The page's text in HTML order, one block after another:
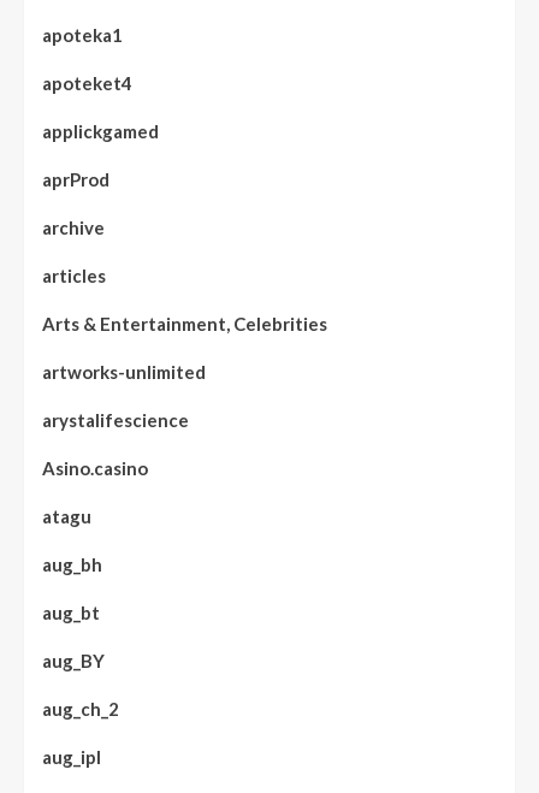
apoteka1
apoteket4
applickgamed
aprProd
archive
articles
Arts & Entertainment, Celebrities
artworks-unlimited
arystalifescience
Asino.casino
atagu
aug_bh
aug_bt
aug_BY
aug_ch_2
aug_ipl